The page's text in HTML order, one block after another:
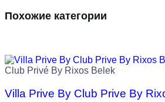
Похожие категории
Club Privé By Rixos Belek
Villa Prive By Club Prive By